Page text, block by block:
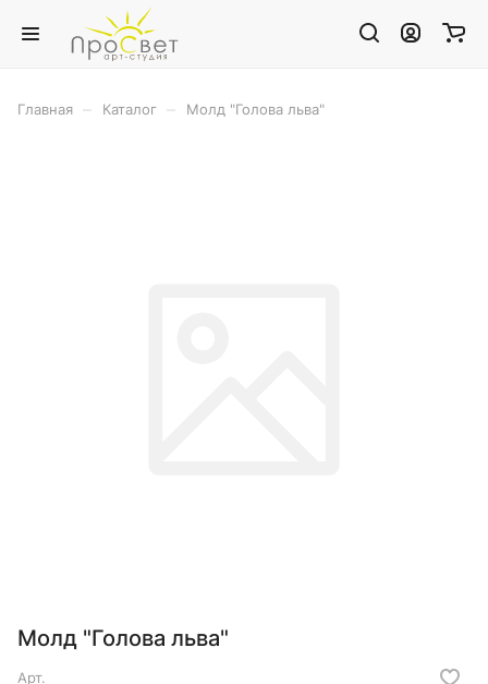
Главная Каталог Молд "Голова льва"
Молд "Голова льва"
Арт.